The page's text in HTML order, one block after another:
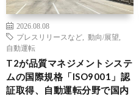
2026.08.08
プレスリリースなど
動向/展望
自動運転
T2が品質マネジメントシステ
ムの国際規格「ISO9001」認
証取得、自動運転分野で国内